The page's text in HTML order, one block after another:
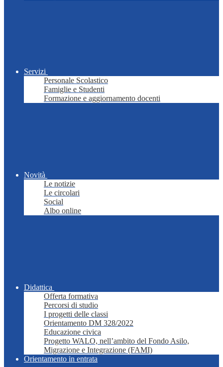
Servizi
Personale Scolastico
Famiglie e Studenti
Formazione e aggiornamento docenti
Novità
Le notizie
Le circolari
Social
Albo online
Didattica
Offerta formativa
Percorsi di studio
I progetti delle classi
Orientamento DM 328/2022
Educazione civica
Progetto WALO, nell’ambito del Fondo Asilo,
Migrazione e Integrazione (FAMI)
Orientamento in entrata